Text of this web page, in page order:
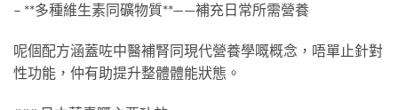
– **多種維生素同礦物質**——補充日常所需營養
呢個配方涵蓋咗中醫補腎同現代營養學嘅概念，唔單止針對
性功能，仲有助提升整體體能狀態。